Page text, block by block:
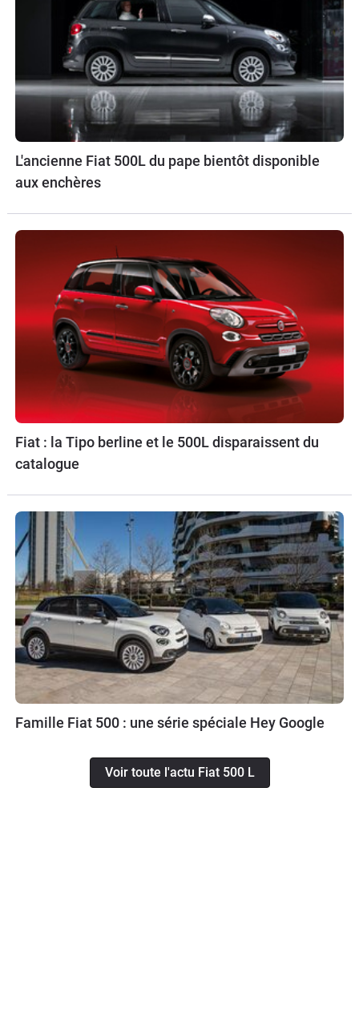
L'ancienne Fiat 500L du pape bientôt disponible
aux enchères
Fiat : la Tipo berline et le 500L disparaissent du
catalogue
Famille Fiat 500 : une série spéciale Hey Google
Voir toute l'actu Fiat 500 L